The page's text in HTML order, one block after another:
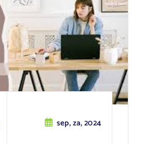
sep, za, 2024